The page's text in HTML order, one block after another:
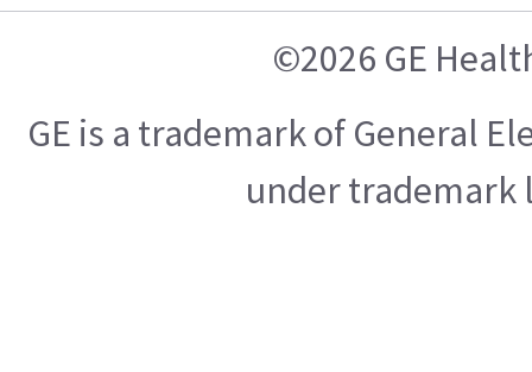
©2026 GE
GE is a trademark of General
under trademark